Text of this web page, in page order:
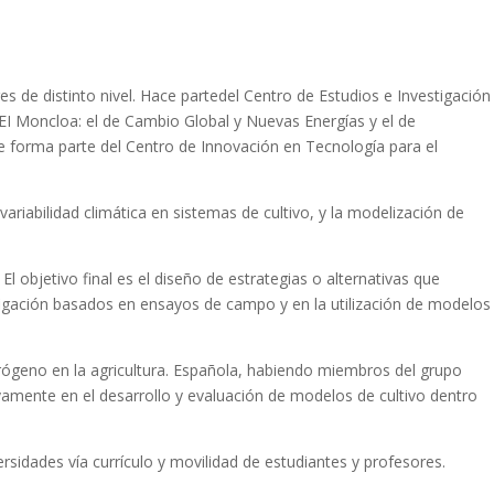
de distinto nivel. Hace partedel Centro de Estudios e Investigación
el de Cambio Global y Nuevas Energías y el de
parte del Centro de Innovación en Tecnología para el
climática en sistemas de cultivo, y la modelización de
objetivo final es el diseño de estrategias o alternativas que
basados en ensayos de campo y en la utilización de modelos
en la agricultura. Española, habiendo miembros del grupo
en el desarrollo y evaluación de modelos de cultivo dentro
vía currículo y movilidad de estudiantes y profesores.